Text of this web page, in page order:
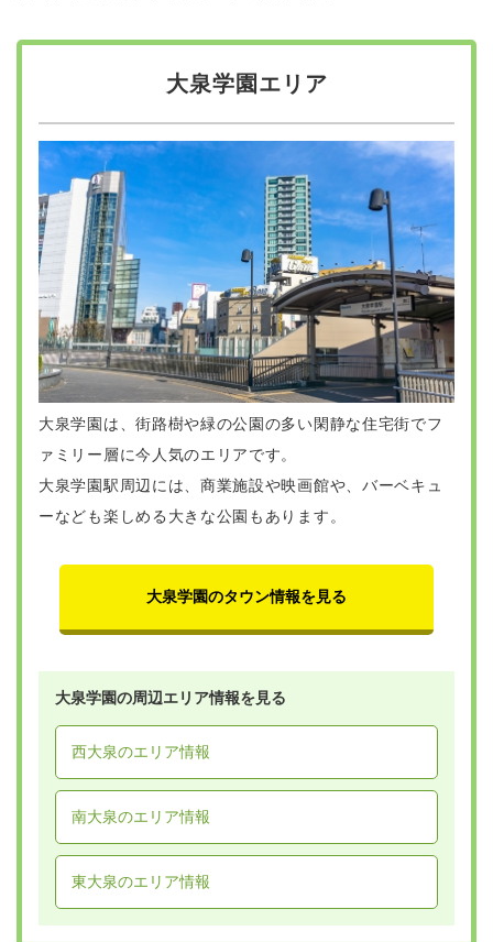
大泉学園エリア
大泉学園は、街路樹や緑の公園の多い閑静な住宅街でフ
ァミリー層に今人気のエリアです。
大泉学園駅周辺には、商業施設や映画館や、バーベキュ
ーなども楽しめる大きな公園もあります。
大泉学園のタウン情報を見る
大泉学園の周辺エリア情報を見る
西大泉のエリア情報
南大泉のエリア情報
東大泉のエリア情報